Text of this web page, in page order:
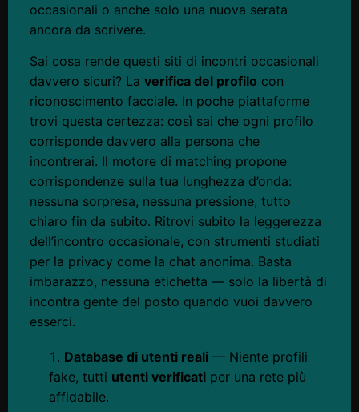
occasionali o anche solo una nuova serata
ancora da scrivere.
Sai cosa rende questi siti di incontri occasionali
davvero sicuri? Laverifica del profilo con
riconoscimento facciale. In poche piattaforme
trovi questa certezza: così sai che ogni profilo
corrisponde davvero alla persona che
incontrerai. Il motore di matching propone
corrispondenze sulla tua lunghezza d’onda:
nessuna sorpresa, nessuna pressione, tutto
chiaro fin da subito. Ritrovi subito la leggerezza
dell’incontro occasionale, con strumenti studiati
per la privacy come la chat anonima. Basta
imbarazzo, nessuna etichetta — solo la libertà di
incontra gente del posto quando vuoi davvero
esserci.
Database di utenti reali — Niente profili
fake, tutti utenti verificati per una rete più
affidabile.